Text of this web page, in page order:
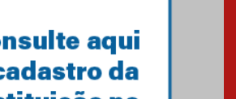
Primeiro culto do ano ressalta o
27.02.2026